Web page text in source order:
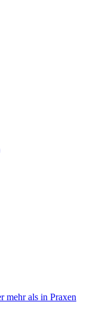
mehr als in Praxen